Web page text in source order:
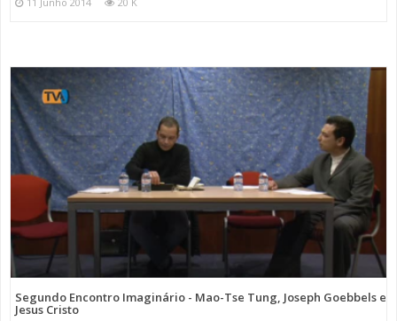
Segundo Encontro Imaginário - Mao-Tse Tung, Joseph Goebbels e
Jesus Cristo